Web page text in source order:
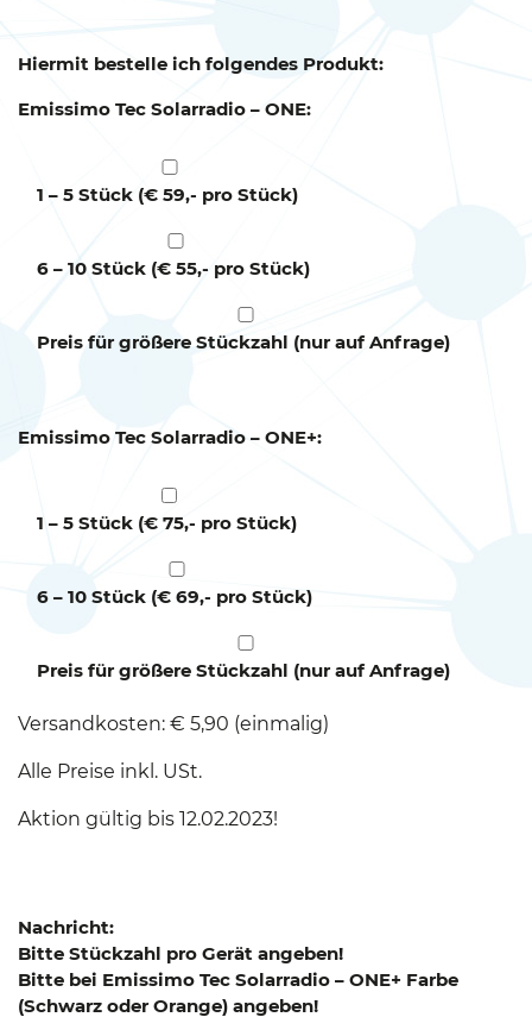
Hiermit bestelle ich folgendes Produkt:
Emissimo Tec Solarradio – ONE:
1 – 5 Stück (€ 59,- pro Stück)
6 – 10 Stück (€ 55,- pro Stück)
Preis für größere Stückzahl (nur auf Anfrage)
Emissimo Tec Solarradio – ONE+:
1 – 5 Stück (€ 75,- pro Stück)
6 – 10 Stück (€ 69,- pro Stück)
Preis für größere Stückzahl (nur auf Anfrage)
Versandkosten: € 5,90 (einmalig)
Alle Preise inkl. USt.
Aktion gültig bis 12.02.2023!
Nachricht:
Bitte Stückzahl pro Gerät angeben!
Bitte bei Emissimo Tec Solarradio – ONE+ Farbe
(Schwarz oder Orange) angeben!